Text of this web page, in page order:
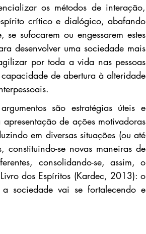
os métodos de interação,
crítico e dialógico, abafando
sufocarem ou engessarem estes
desenvolver uma sociedade mais
por toda a vida nas pessoas
de abertura à alteridade
são estratégias úteis e
de ações motivadoras
em diversas situações (ou até
constituindo-se novas maneiras de
consolidando-se, assim, o
dos Espíritos (Kardec, 2013): o
sociedade vai se fortalecendo e